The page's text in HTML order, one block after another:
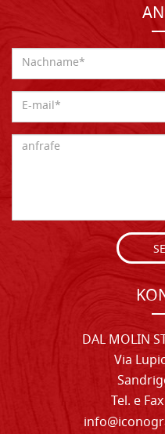
DAL MOLIN
Via
Tel. e